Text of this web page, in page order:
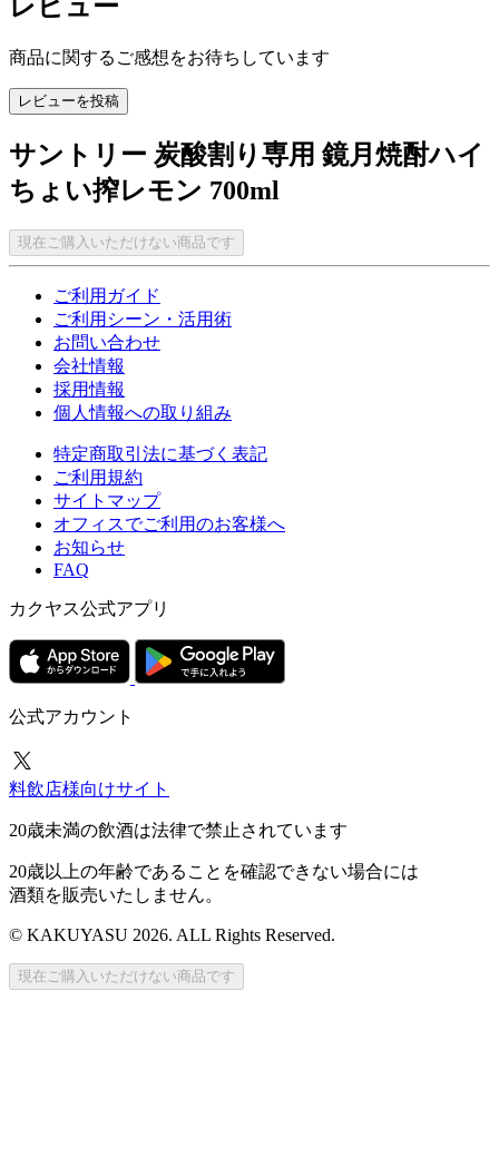
レビュー
商品に関するご感想をお待ちしています
レビューを投稿
サントリー 炭酸割り専用 鏡月焼酎ハイ
ちょい搾レモン 700ml
現在ご購入いただけない商品です
ご利用ガイド
ご利用シーン・活用術
お問い合わせ
会社情報
採用情報
個人情報への取り組み
特定商取引法に基づく表記
ご利用規約
サイトマップ
オフィスでご利用のお客様へ
お知らせ
FAQ
カクヤス公式アプリ
公式アカウント
料飲店様向けサイト
20歳未満の飲酒は法律で禁止されています
20歳以上の年齢であることを確認できない場合には
酒類を販売いたしません。
© KAKUYASU 2026. ALL Rights Reserved.
現在ご購入いただけない商品です